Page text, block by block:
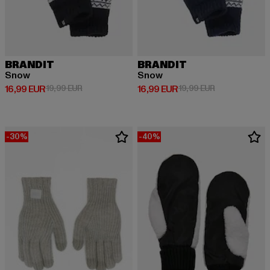
BRANDIT
Snow
16,99 EUR
Derzeitiger Preis: 16,99 EUR
19,99 EURAktionspreis: 19,99 EUR
BRANDIT
Snow
16,99 EUR
Derzeitiger Preis: 16,99 EUR
19,99 EURAktionspreis:
-30% -40%